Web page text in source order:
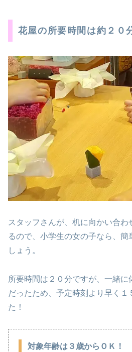
花屋の所要時間は約２０
スタッフさんが、机に向かい合
るので、小学生の女の子なら、
しょう。
所要時間は２０分ですが、一緒
だったため、予定時刻より早く１
た！
対象年齢は３歳からＯＫ！